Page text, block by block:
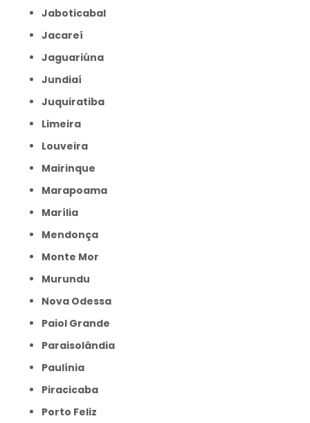
Jaboticabal
Jacareí
Jaguariúna
Jundiaí
Juquiratiba
Limeira
Louveira
Mairinque
Marapoama
Marília
Mendonça
Monte Mor
Murundu
Nova Odessa
Paiol Grande
Paraisolândia
Paulínia
Piracicaba
Porto Feliz